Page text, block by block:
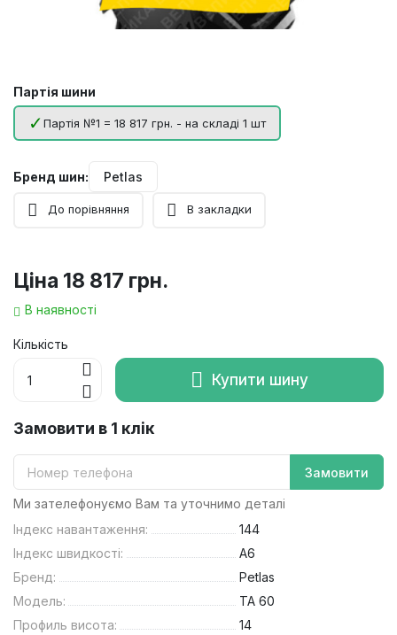
Партія шини
Партія №1 = 18 817 грн. - на складі 1 шт
Бренд шин: Petlas
До порівняння В закладки
Ціна 18 817 грн.
В наявності
Кількість
Купити шину
Замовити в 1 клік
Замовити
Ми зателефонуємо Вам та уточнимо деталі
Індекс навантаження:
144
Індекс швидкості:
A6
Бренд:
Petlas
Модель:
TA 60
Профиль висота:
14